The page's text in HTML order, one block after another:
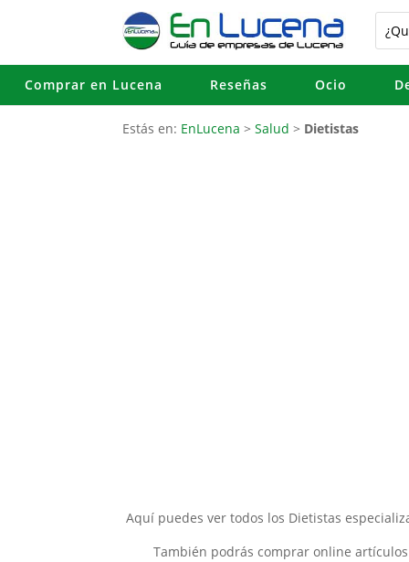
Comprar en Lucena Reseñas Ocio
Estás en: EnLucena >Salud > Dietistas
Aquí puedes ver todos los Dietistas
También podrás comprar online